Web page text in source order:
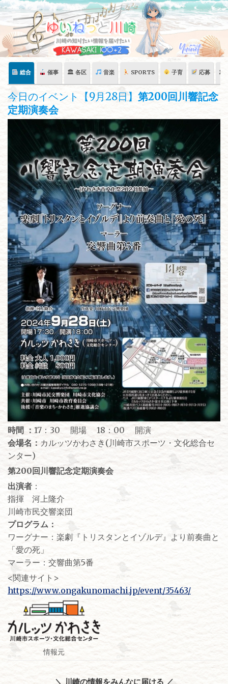
Skip
content
総合 催事 🏛 各区 音楽 SPORTS 子育 応募 🏛
今日のイベント【9月28日】 第200回川響記念
定期演奏会
時間 ： 17：30 開場 18：00 開演
会場名： カルッツかわさき(川崎市スポーツ・文化総合セ
ンター)
第200回川響記念定期演奏会
出演者 ：
指揮 河上隆介
川崎市民交響楽団
プログラム：
ワーグナー：楽劇『トリスタンとイゾルデ』より前奏曲と
「愛の死」
マーラー：交響曲第5番
<関連サイト>
https://www.ongakunomachi.jp/event/35463/
情報元
＼ 川崎の情報をみんなに届ける ／